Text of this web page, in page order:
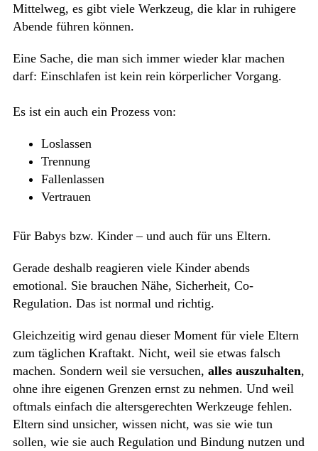
Mittelweg, es gibt viele Werkzeug, die klar in ruhigere
Abende führen können.
Eine Sache, die man sich immer wieder klar machen
darf: Einschlafen ist kein rein körperlicher Vorgang.
Es ist ein auch ein Prozess von:
Loslassen
Trennung
Fallenlassen
Vertrauen
Für Babys bzw. Kinder – und auch für uns Eltern.
Gerade deshalb reagieren viele Kinder abends
emotional. Sie brauchen Nähe, Sicherheit, Co-
Regulation. Das ist normal und richtig.
Gleichzeitig wird genau dieser Moment für viele Eltern
zum täglichen Kraftakt. Nicht, weil sie etwas falsch
machen. Sondern weil sie versuchen, alles auszuhalten,
ohne ihre eigenen Grenzen ernst zu nehmen. Und weil
oftmals einfach die altersgerechten Werkzeuge fehlen.
Eltern sind unsicher, wissen nicht, was sie wie tun
sollen, wie sie auch Regulation und Bindung nutzen und